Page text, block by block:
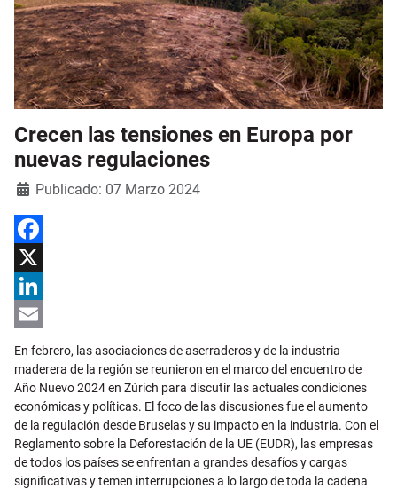
Crecen las tensiones en Europa por
nuevas regulaciones
Detalles
Publicado: 07 Marzo 2024
Facebook
X
LinkedIn
Email
En febrero, las asociaciones de aserraderos y de la industria
maderera de la región se reunieron en el marco del encuentro de
Año Nuevo 2024 en Zúrich para discutir las actuales condiciones
económicas y políticas. El foco de las discusiones fue el aumento
de la regulación desde Bruselas y su impacto en la industria. Con el
Reglamento sobre la Deforestación de la UE (EUDR), las empresas
de todos los países se enfrentan a grandes desafíos y cargas
significativas y temen interrupciones a lo largo de toda la cadena